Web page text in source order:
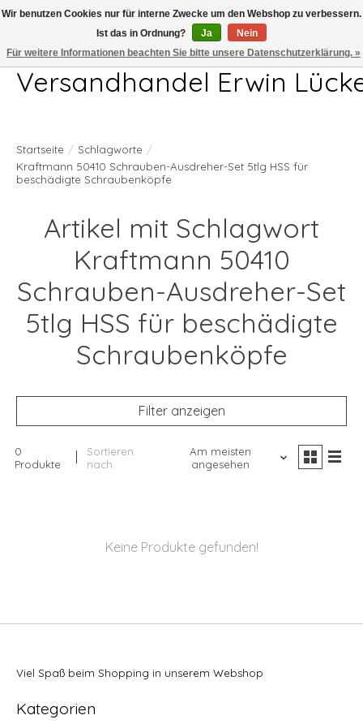
Telefon 04407 715872 MO-DO 7.00-17.00Uhr FR 7.00-13.00Uhr
Versandhandel Erwin
Startseite / Schlagworte /
Kraftmann 50410 Schrauben-Ausdreher-Set 5tlg HSS für
beschädigte Schraubenköpfe
Artikel mit Schlagwort
Kraftmann 50410
Schrauben-Ausdreher-Set
5tlg HSS für beschädigte
Schraubenköpfe
Filter anzeigen
0
Produkte
Sortieren
nach
Am meisten
angesehen
Keine Produkte gefunden!
Viel Spaß beim Shopping in unserem Webshop
Kategorien
Wir benutzen Cookies nur für interne Zwecke um den Webshop zu verbessern.
Ist das in Ordnung?
Ja
Nein
Für weitere Informationen beachten Sie bitte unsere Datenschutzerklärung. »